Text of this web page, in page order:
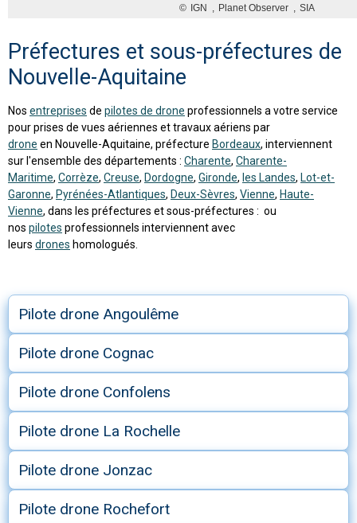
Préfectures et sous-préfectures de
Nouvelle-Aquitaine
Nos entreprises de pilotes de drone professionnels a votre service
pour prises de vues aériennes et travaux aériens par
drone en Nouvelle-Aquitaine, préfecture Bordeaux, interviennent
sur l'ensemble des départements : Charente, Charente-
Maritime, Corrèze, Creuse, Dordogne, Gironde, les Landes, Lot-et-
Garonne, Pyrénées-Atlantiques, Deux-Sèvres, Vienne, Haute-
Vienne, dans les préfectures et sous-préfectures : ou
nos pilotes professionnels interviennent avec
leurs drones homologués.
Pilote drone Angoulême
Pilote drone Cognac
Pilote drone Confolens
Pilote drone La Rochelle
Pilote drone Jonzac
Pilote drone Rochefort